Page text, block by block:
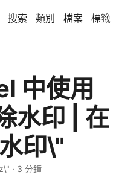
搜索 類別 檔案 標籤
中使用
水印 | 在
印\"
· 3 分鐘